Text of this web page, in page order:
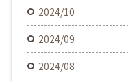
2024/10
2024/09
2024/08